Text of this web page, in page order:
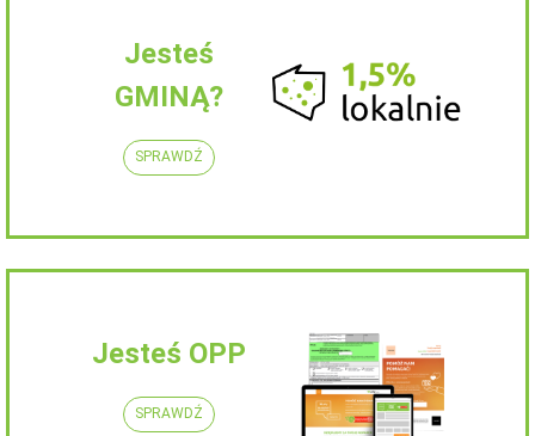
Jesteś
GMINĄ?
SPRAWDŹ
Jesteś OPP
SPRAWDŹ